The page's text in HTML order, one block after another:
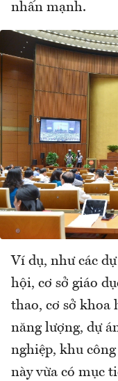
nhấn mạnh.
Ví dụ, như các
hội, cơ sở giáo
thao, cơ sở khoa
năng lượng, dự
nghiệp, khu
này vừa có mục